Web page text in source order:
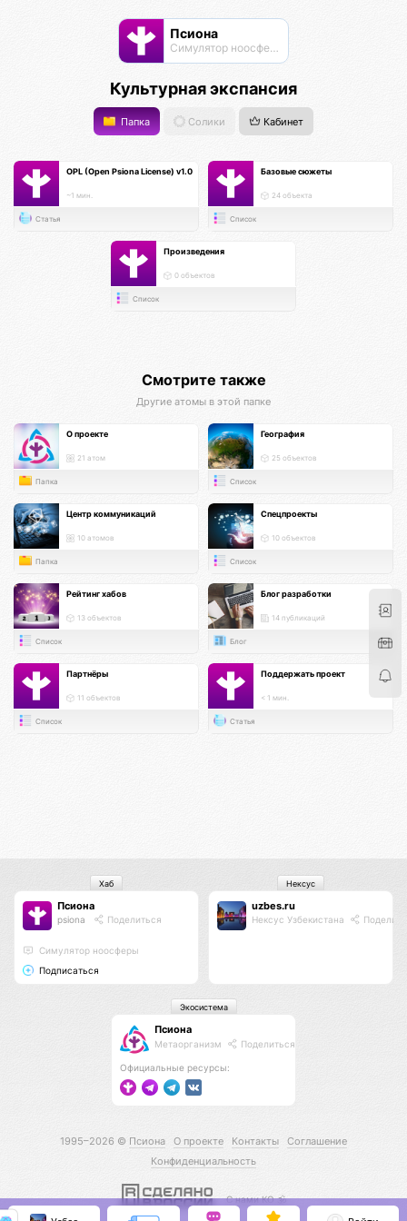
Псиона
Cимулятор ноосферы
Культурная экспансия
Папка Солики Кабинет
OPL (Open Psiona License) v1.0
~1 мин.
Статья
Базовые сюжеты
24 объекта
Список
Произведения
0 объектов
Список
Смотрите также
Другие атомы в этой папке
О проекте
21 атом
Папка
География
25 объектов
Список
Центр коммуникаций
10 атомов
Папка
Спецпроекты
10 объектов
Список
Рейтинг хабов
13 объектов
Список
Блог разработки
14 публикаций
Блог
Партнёры
11 объектов
Список
Поддержать проект
< 1 мин.
Статья
Псиона
psiona Поделиться
Cимулятор ноосферы
Подписаться
Хаб
uzbes.ru
Нексус Узбекистана
Нексус
Псиона
Метаорганизм Поделиться
Официальные ресурсы:
Экосистема
1995–2026 © Псиона О проекте Контакты
Соглашение
Конфиденциальность
С нами КО 🕉️